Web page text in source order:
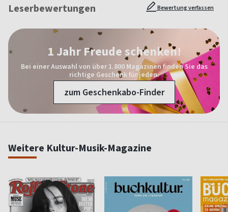
Leserbewertungen Bewertung verfassen
1 Jahr Freude schenken!
Bei einer Auswahl von über 1.800 Magazinen finden Sie das
richtige Geschenk für jeden.
zum Geschenkabo-Finder
Weitere Kultur-Musik-Magazine